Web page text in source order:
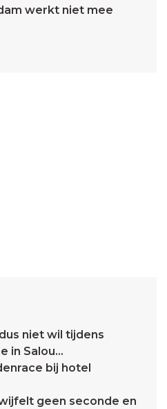
werkt niet mee
niet wil tijdens
in Salou...
bij hotel
geen seconde en